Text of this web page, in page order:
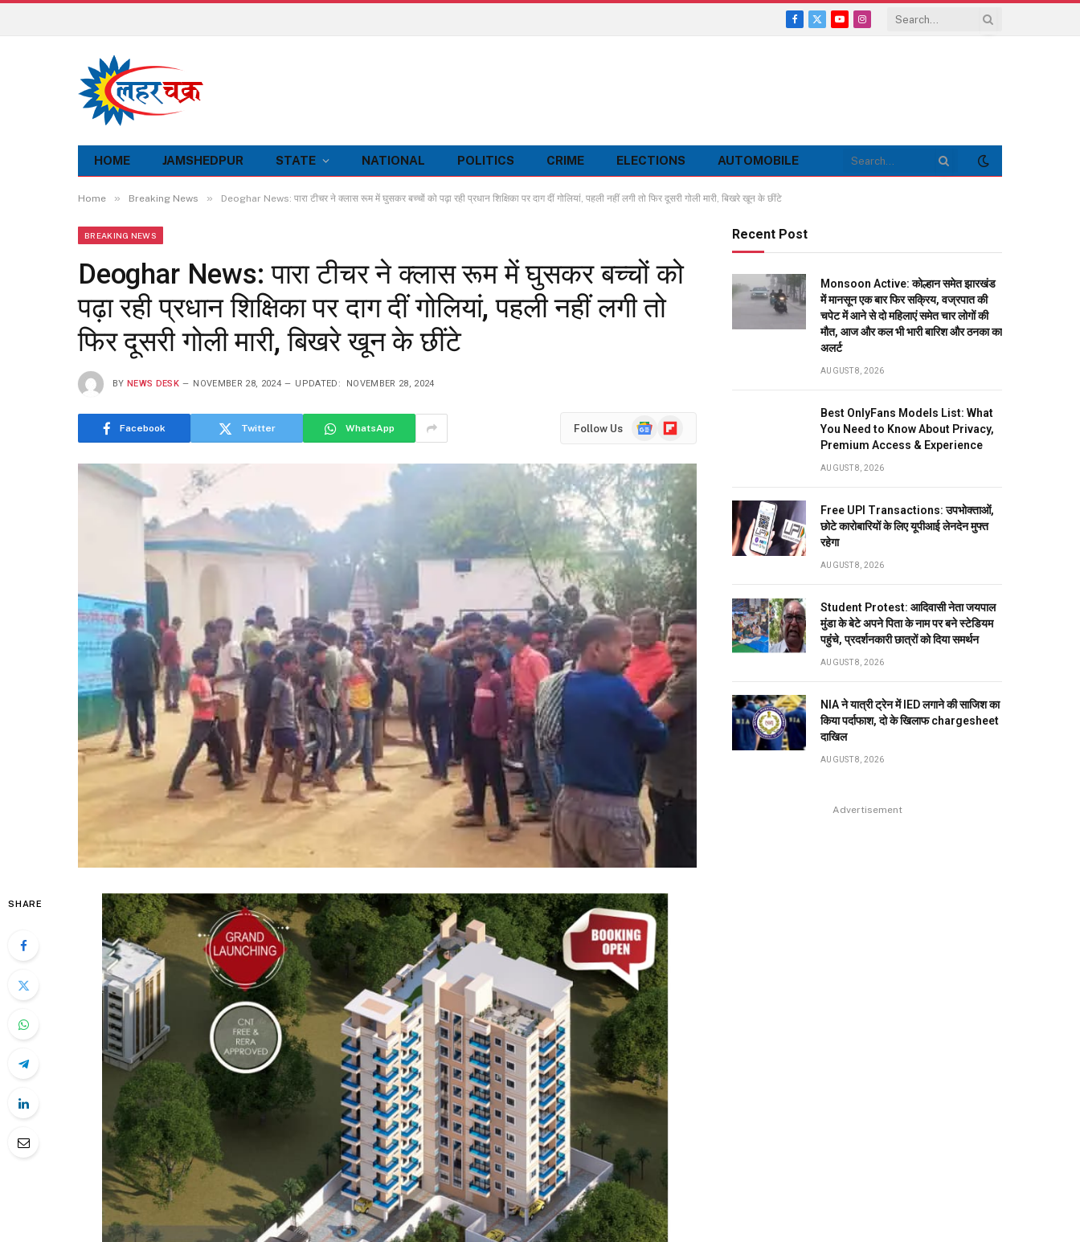
Facebook
X
YouTubeInstagram
HOME JAMSHEDPUR STATE NATIONAL POLITICS CRIME ELECTIONS AUTOMOBILE
Home » Breaking News » Deoghar News: पारा टीचर ने क्लास रूम में घुसकर बच्चों को पढ़ा रही प्रधान शिक्षिका पर दाग दीं गोलियां, पहली नहीं लगी तो फिर दूसरी गोली मारी, बिखरे खून के छींटे
BREAKING NEWS
Deoghar News: पारा टीचर ने क्लास रूम में घुसकर बच्चों को
पढ़ा रही प्रधान शिक्षिका पर दाग दीं गोलियां, पहली नहीं लगी तो
फिर दूसरी गोली मारी, बिखरे खून के छींटे
BY NEWS DESK NOVEMBER 28, 2024 UPDATED: NOVEMBER 28, 2024
Facebook Twitter WhatsApp Follow Us
GoogleFlipboard
SHARE
Recent Post
Monsoon Active: कोल्हान समेत झारखंड
में मानसून एक बार फिर सक्रिय, वज्रपात की
चपेट में आने से दो महिलाएं समेत चार लोगों की
मौत, आज और कल भी भारी बारिश और ठनका का
अलर्ट
AUGUST 8, 2026
Best OnlyFans Models List: What
You Need to Know About Privacy,
Premium Access & Experience
AUGUST 8, 2026
Free UPI Transactions: उपभोक्ताओं,
छोटे कारोबारियों के लिए यूपीआई लेनदेन मुफ्त
रहेगा
AUGUST 8, 2026
Student Protest: आदिवासी नेता जयपाल
मुंडा के बेटे अपने पिता के नाम पर बने स्टेडियम
पहुंंचे, प्रदर्शनकारी छात्रों को दिया समर्थन
AUGUST 8, 2026
NIA ने यात्री ट्रेन में IED लगाने की साजिश का
किया पर्दाफाश, दो के खिलाफ chargesheet
दाखिल
AUGUST 8, 2026
Advertisement